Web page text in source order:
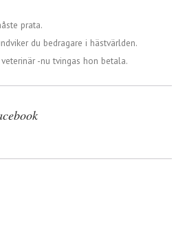
prata.
du bedragare i hästvärlden.
-nu tvingas hon betala.